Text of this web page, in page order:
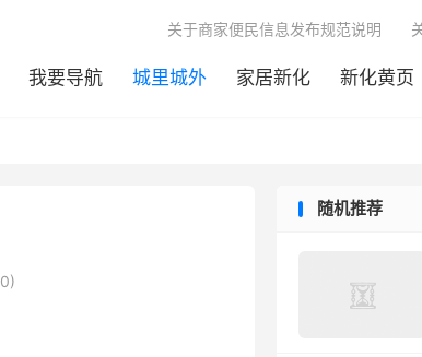
我要导航 城里城外 家居新化 新化黄页
关于商家便民信息发布规范说明
随机推荐